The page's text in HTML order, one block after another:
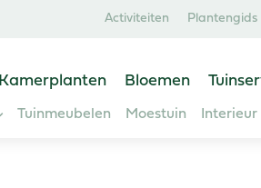
Activiteiten Plantengids
Kamerplanten Bloemen
Tuinmeubelen Moestuin Interieur